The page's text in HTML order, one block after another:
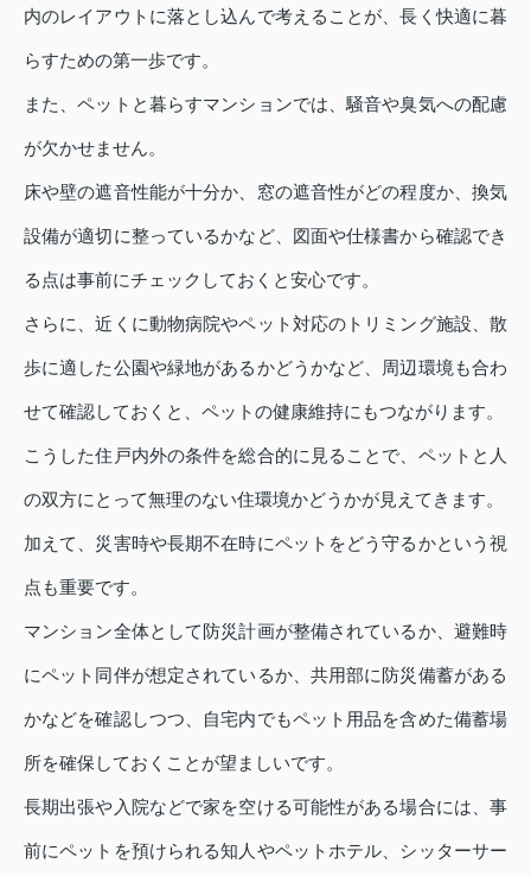
内のレイアウトに落とし込んで考えることが、長く快適に暮
らすための第一歩です。
また、ペットと暮らすマンションでは、騒音や臭気への配慮
が欠かせません。
床や壁の遮音性能が十分か、窓の遮音性がどの程度か、換気
設備が適切に整っているかなど、図面や仕様書から確認でき
る点は事前にチェックしておくと安心です。
さらに、近くに動物病院やペット対応のトリミング施設、散
歩に適した公園や緑地があるかどうかなど、周辺環境も合わ
せて確認しておくと、ペットの健康維持にもつながります。
こうした住戸内外の条件を総合的に見ることで、ペットと人
の双方にとって無理のない住環境かどうかが見えてきます。
加えて、災害時や長期不在時にペットをどう守るかという視
点も重要です。
マンション全体として防災計画が整備されているか、避難時
にペット同伴が想定されているか、共用部に防災備蓄がある
かなどを確認しつつ、自宅内でもペット用品を含めた備蓄場
所を確保しておくことが望ましいです。
長期出張や入院などで家を空ける可能性がある場合には、事
前にペットを預けられる知人やペットホテル、シッターサー